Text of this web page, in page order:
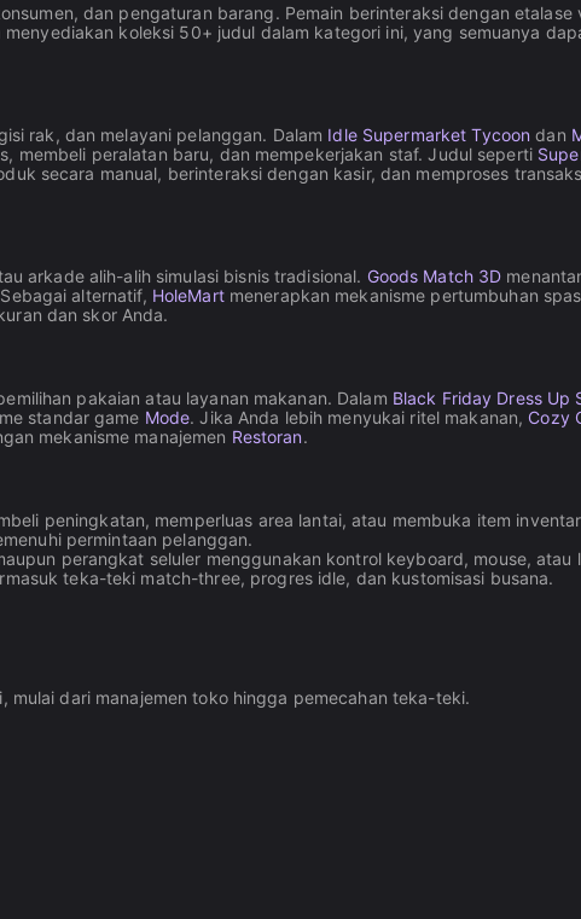
dan pengaturan barang. Pemain berinteraksi dengan
koleksi 50+ judul dalam kategori ini, yang semuanya
rak, dan melayani pelanggan. Dalam Idle Supermarket Tycoon dan
membeli peralatan baru, dan mempekerjakan staf. Judul seperti
secara manual, berinteraksi dengan kasir, dan memproses
arkade alih-alih simulasi bisnis tradisional. Goods Match 3D
alternatif, HoleMartmenerapkan mekanisme pertumbuhan
dan skor Anda.
pakaian atau layanan makanan. Dalam Black Friday Dress Up
standar game Mode. Jika Anda lebih menyukai ritel makanan, Cozy
mekanisme manajemen Restoran.
peningkatan, memperluas area lantai, atau membuka item
permintaan pelanggan.
perangkat seluler menggunakan kontrol keyboard, mouse, atau
teka-teki match-three, progres idle, dan kustomisasi busana.
dari manajemen toko hingga pemecahan teka-teki.